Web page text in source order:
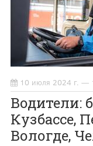
10 июля 2024 г. —
Водители:
Кузбассе,
Вологде,